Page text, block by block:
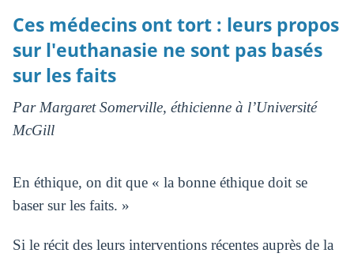
Ces médecins ont tort : leurs propos
sur l'euthanasie ne sont pas basés
sur les faits
Par Margaret Somerville, éthicienne à l’Université
McGill
En éthique, on dit que « la bonne éthique doit se
baser sur les faits. »
Si le récit des leurs interventions récentes auprès de la